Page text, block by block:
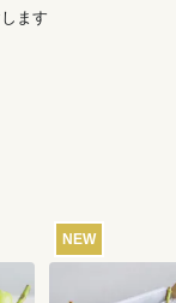
ます
NEW
【産地直送】